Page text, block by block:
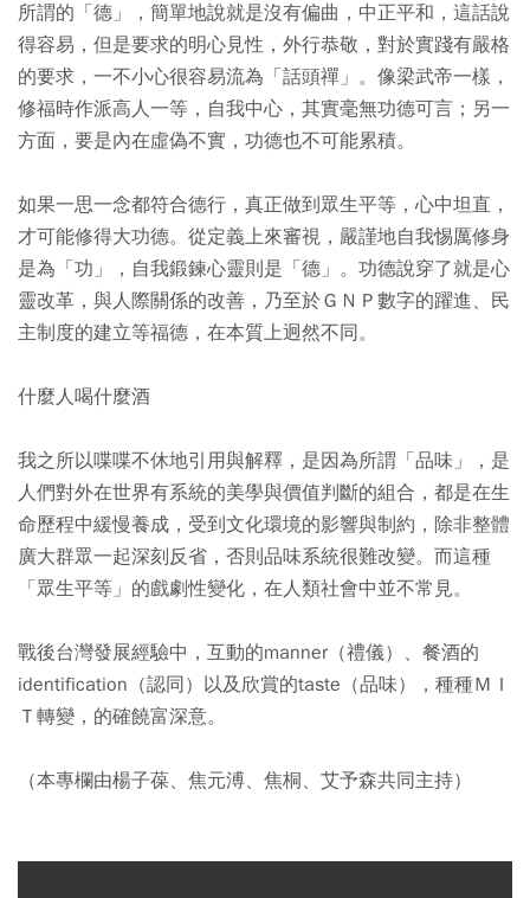
所謂的「德」，簡單地說就是沒有偏曲，中正平和，這話說
得容易，但是要求的明心見性，外行恭敬，對於實踐有嚴格
的要求，一不小心很容易流為「話頭禪」。像梁武帝一樣，
修福時作派高人一等，自我中心，其實毫無功德可言；另一
方面，要是內在虛偽不實，功德也不可能累積。
如果一思一念都符合德行，真正做到眾生平等，心中坦直，
才可能修得大功德。從定義上來審視，嚴謹地自我惕厲修身
是為「功」，自我鍛鍊心靈則是「德」。功德說穿了就是心
靈改革，與人際關係的改善，乃至於ＧＮＰ數字的躍進、民
主制度的建立等福德，在本質上迥然不同。
什麼人喝什麼酒
我之所以喋喋不休地引用與解釋，是因為所謂「品味」，是
人們對外在世界有系統的美學與價值判斷的組合，都是在生
命歷程中緩慢養成，受到文化環境的影響與制約，除非整體
廣大群眾一起深刻反省，否則品味系統很難改變。而這種
「眾生平等」的戲劇性變化，在人類社會中並不常見。
戰後台灣發展經驗中，互動的manner（禮儀）、餐酒的
identification（認同）以及欣賞的taste（品味），種種ＭＩ
Ｔ轉變，的確饒富深意。
（本專欄由楊子葆、焦元溥、焦桐、艾予森共同主持）